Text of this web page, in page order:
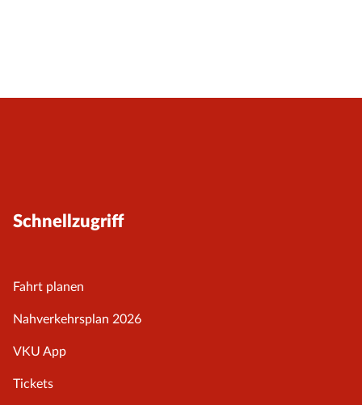
Schnellzugriff
Fahrt planen
Nahverkehrsplan 2026
VKU App
Tickets